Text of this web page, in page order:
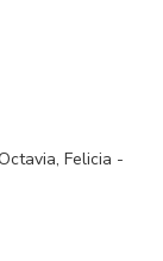
Felicia -